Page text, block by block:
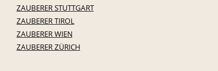
ZAUBERER STUTTGART
ZAUBERER TIROL
ZAUBERER WIEN
ZAUBERER ZÜRICH